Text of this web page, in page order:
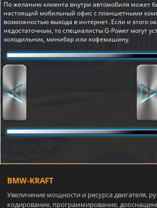
По желанию клиента внутри автомобиля может
настоящий мобильный офис с планшетными
возможностью выхода в интернет. Если и этого
недостаточным, то специалисты G-Power могут
холодильник, минибар или кофемашину.
BMW-KRAFT
Увеличение мощности и ресурса двигателя,
кодирование, программирование,